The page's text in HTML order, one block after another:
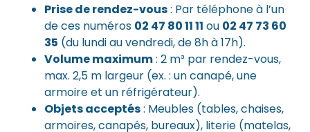
Prise de rendez-vous: Par téléphone à l’un
de ces numéros 02 47 80 11 11 ou 02 47 73 60
35 (du lundi au vendredi, de 8h à 17h).
Volume maximum: 2 m³ par rendez-vous,
max. 2,5 m largeur (ex. : un canapé, une
armoire et un réfrigérateur).
Objets acceptés: Meubles (tables, chaises,
armoires, canapés, bureaux), literie (matelas,